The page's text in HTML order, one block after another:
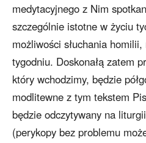
medytacyjnego z Nim
szczególnie istotne w życiu
możliwości słuchania
tygodniu. Doskonałą zatem
który wchodzimy, będzie
modlitewne z tym tekstem
będzie odczytywany na
(perykopy bez problemu